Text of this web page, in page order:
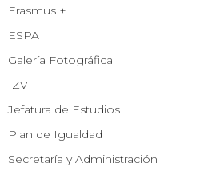
Erasmus +
ESPA
Galería Fotográfica
IZV
Jefatura de Estudios
Plan de Igualdad
Secretaría y Administración